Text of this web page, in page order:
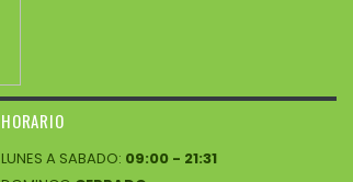
HORARIO
LUNES A SABADO: 09:00 - 21:31